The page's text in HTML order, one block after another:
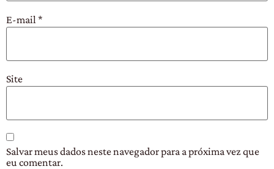
E-mail*
Site
Salvar meus dados neste navegador para a próxima vez que
eu comentar.